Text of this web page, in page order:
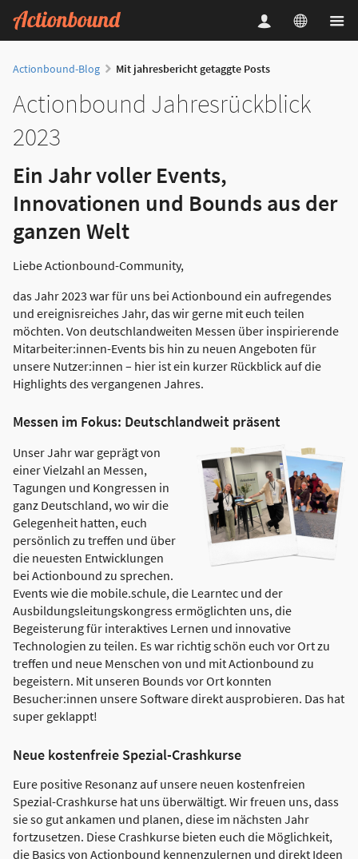
Actionbound-Blog Mit jahresbericht getaggte Posts
Actionbound Jahresrückblick
2023
Ein Jahr voller Events,
Innovationen und Bounds aus der
ganzen Welt
Liebe Actionbound-Community,
das Jahr 2023 war für uns bei Actionbound ein aufregendes
und ereignisreiches Jahr, das wir gerne mit euch teilen
möchten. Von deutschlandweiten Messen über inspirierende
Mitarbeiter:innen-Events bis hin zu neuen Angeboten für
unsere Nutzer:innen – hier ist ein kurzer Rückblick auf die
Highlights des vergangenen Jahres.
Messen im Fokus: Deutschlandweit präsent
Unser Jahr war geprägt von
einer Vielzahl an Messen,
Tagungen und Kongressen in
ganz Deutschland, wo wir die
Gelegenheit hatten, euch
persönlich zu treffen und über
die neuesten Entwicklungen
bei Actionbound zu sprechen.
Events wie die mobile.schule, die Learntec und der
Ausbildungsleitungskongress ermöglichten uns, die
Begeisterung für interaktives Lernen und innovative
Technologien zu teilen. Es war richtig schön euch vor Ort zu
treffen und neue Menschen von und mit Actionbound zu
begeistern. Mit unseren Bounds vor Ort konnten
Besucher:innen unsere Software direkt ausprobieren. Das hat
super geklappt!
Neue kostenfreie Spezial-Crashkurse
Eure positive Resonanz auf unsere neuen kostenfreien
Spezial-Crashkurse hat uns überwältigt. Wir freuen uns, dass
sie so gut ankamen und planen, diese im nächsten Jahr
fortzusetzen. Diese Crashkurse bieten euch die Möglichkeit,
die Basics von Actionbound kennenzulernen und direkt Ideen